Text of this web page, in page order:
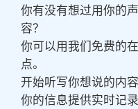
你有没有想过用你的
容？
你可以用我们免费的
点。
开始听写你想说的内
你的信息提供实时记录